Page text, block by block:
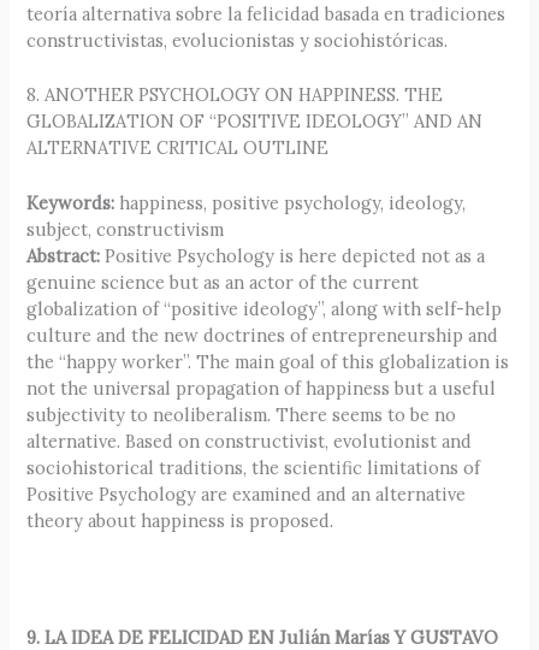
teoría alternativa sobre la felicidad basada en tradiciones
constructivistas, evolucionistas y sociohistóricas.
8. ANOTHER PSYCHOLOGY ON HAPPINESS. THE
GLOBALIZATION OF “POSITIVE IDEOLOGY” AND AN
ALTERNATIVE CRITICAL OUTLINE
Keywords:happiness, positive psychology, ideology,
subject, constructivism
Abstract:Positive Psychology is here depicted not as a
genuine science but as an actor of the current
globalization of “positive ideology”, along with self-help
culture and the new doctrines of entrepreneurship and
the “happy worker”. The main goal of this globalization is
not the universal propagation of happiness but a useful
subjectivity to neoliberalism. There seems to be no
alternative. Based on constructivist, evolutionist and
sociohistorical traditions, the scientific limitations of
Positive Psychology are examined and an alternative
theory about happiness is proposed.
9. LA IDEA DE FELICIDAD EN Julián Marías Y GUSTAVO